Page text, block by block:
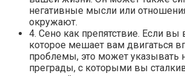
негативные мысли или
окружают.
4. Сено как препятствие. Если вы
которое мешает вам двигаться
проблемы, это может указывать
преграды, с которыми вы